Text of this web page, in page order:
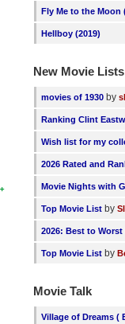
Fly Me to the Moon
Hellboy (2019)
New Movie Lists
movies of 1930 by
Ranking Clint
Wish list for my
2026 Rated and
Movie Nights with
Top Movie List by
2026: Best to Worst
Top Movie List by
Movie Talk
Village of Dreams (